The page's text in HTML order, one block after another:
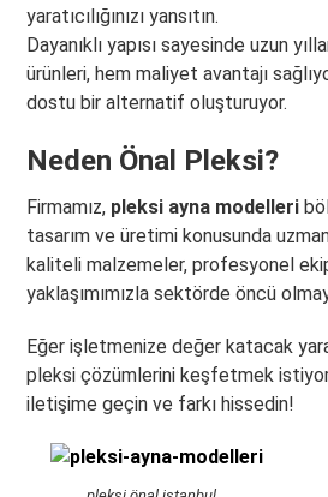
yaratıcılığınızı yansıtın.
Dayanıklı yapısı sayesinde uzun
ürünleri, hem maliyet avantajı
dostu bir alternatif oluşturuyor.
Neden Önal Pleksi?
Firmamız, pleksi ayna modelleri
tasarım ve üretimi konusunda
kaliteli malzemeler, profesyonel
yaklaşımımızla sektörde öncü
Eğer işletmenize değer katacak
pleksi çözümlerini keşfetmek
iletişime geçin ve farkı hissedin!